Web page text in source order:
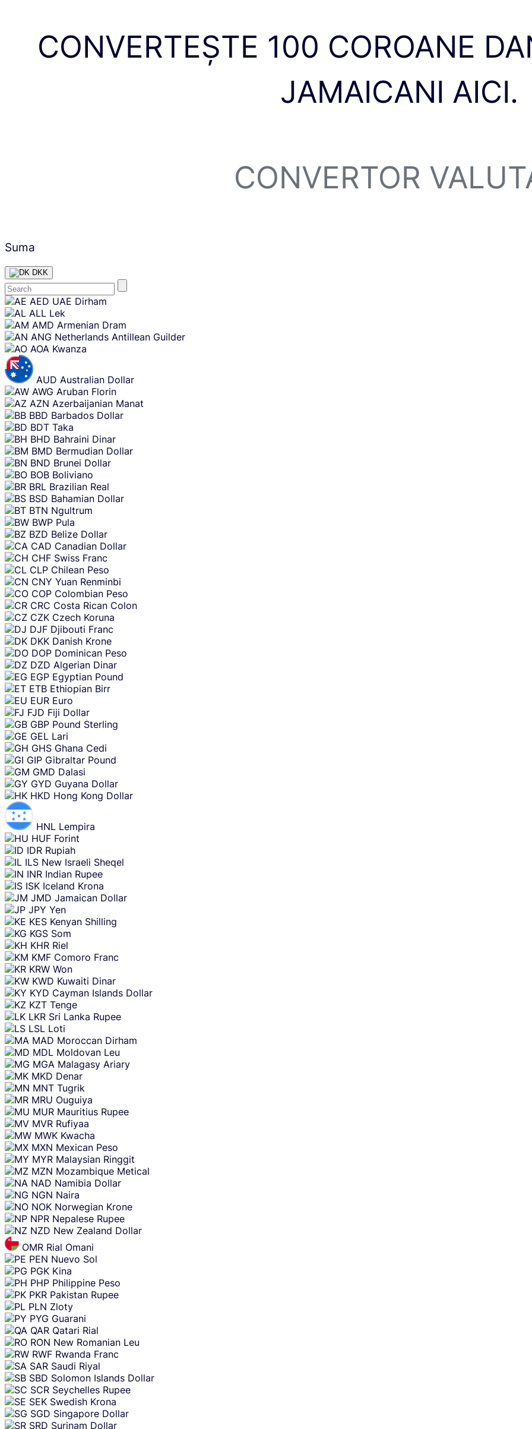
CONVERTEȘTE 100 COROANE
JAMAICANI AICI.
CONVERTOR
Suma
DKK
Skip
content
AED UAE Dirham
ALL Lek
AMD Armenian Dram
ANG Netherlands Antillean Guilder
AOA Kwanza
AUD Australian Dollar
AWG Aruban Florin
AZN Azerbaijanian Manat
BBD Barbados Dollar
BDT Taka
BHD Bahraini Dinar
BMD Bermudian Dollar
BND Brunei Dollar
BOB Boliviano
BRL Brazilian Real
BSD Bahamian Dollar
BTN Ngultrum
BWP Pula
BZD Belize Dollar
CAD Canadian Dollar
CHF Swiss Franc
CLP Chilean Peso
CNY Yuan Renminbi
COP Colombian Peso
CRC Costa Rican Colon
CZK Czech Koruna
DJF Djibouti Franc
DKK Danish Krone
DOP Dominican Peso
DZD Algerian Dinar
EGP Egyptian Pound
ETB Ethiopian Birr
EUR Euro
FJD Fiji Dollar
GBP Pound Sterling
GEL Lari
GHS Ghana Cedi
GIP Gibraltar Pound
GMD Dalasi
GYD Guyana Dollar
HKD Hong Kong Dollar
HNL Lempira
HUF Forint
IDR Rupiah
ILS New Israeli Sheqel
INR Indian Rupee
ISK Iceland Krona
JMD Jamaican Dollar
JPY Yen
KES Kenyan Shilling
KGS Som
KHR Riel
KMF Comoro Franc
KRW Won
KWD Kuwaiti Dinar
KYD Cayman Islands Dollar
KZT Tenge
LKR Sri Lanka Rupee
LSL Loti
MAD Moroccan Dirham
MDL Moldovan Leu
MGA Malagasy Ariary
MKD Denar
MNT Tugrik
MRU Ouguiya
MUR Mauritius Rupee
MVR Rufiyaa
MWK Kwacha
MXN Mexican Peso
MYR Malaysian Ringgit
MZN Mozambique Metical
NAD Namibia Dollar
NGN Naira
NOK Norwegian Krone
NPR Nepalese Rupee
NZD New Zealand Dollar
OMR Rial Omani
PEN Nuevo Sol
PGK Kina
PHP Philippine Peso
PKR Pakistan Rupee
PLN Zloty
PYG Guarani
QAR Qatari Rial
RON New Romanian Leu
RWF Rwanda Franc
SAR Saudi Riyal
SBD Solomon Islands Dollar
SCR Seychelles Rupee
SEK Swedish Krona
SGD Singapore Dollar
SRD Surinam Dollar